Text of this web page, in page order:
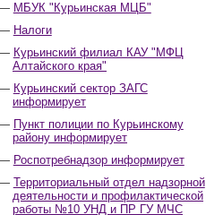
МБУК "Курьинская МЦБ"
Налоги
Курьинский филиал КАУ "МФЦ
Алтайского края"
Курьинский сектор ЗАГС
информирует
Пункт полиции по Курьинскому
району информирует
Роспотребнадзор информирует
Территориальный отдел надзорной
деятельности и профилактической
работы №10 УНД и ПР ГУ МЧС